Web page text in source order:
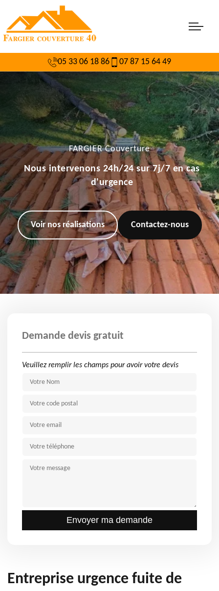
05 33 06 18 86 07 87 15 64 49
FARGIER Couverture
Nous intervenons 24h/24 sur 7j/7 en cas
d'urgence
Voir nos réalisations Contactez-nous
Demande devis gratuit
Veuillez remplir les champs pour avoir votre devis
Entreprise urgence fuite de